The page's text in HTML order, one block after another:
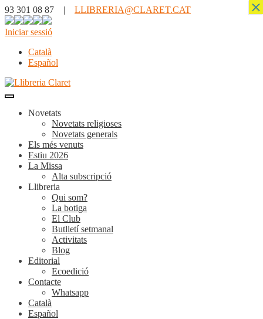
93 301 08 87 | LLIBRERIA@CLARET.CAT
Iniciar sessió
Català
Español
Novetats
Novetats religioses
Novetats generals
Els més venuts
Estiu 2026
La Missa
Alta subscripció
Llibreria
Qui som?
La botiga
El Club
Butlletí setmanal
Activitats
Blog
Editorial
Ecoedició
Contacte
Whatsapp
Català
Español
×